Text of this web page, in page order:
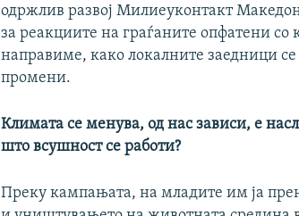
одржлив развој Милиеуконтакт
за реакциите на граѓаните опфатени
направиме, како локалните заедници
промени.
Климата се менува, од нас зависи, е
што всушност се работи?
Преку кампањата, на младите им ја